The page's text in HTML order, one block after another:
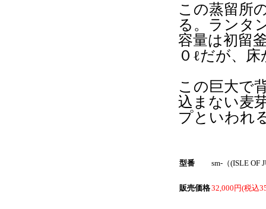
この蒸留所
る。ランタ
容量は初留
０ℓだが、
この巨大で
込まない麦
プといわれ
型番 sm-（(ISLE OF
販売価格32,000円(税込